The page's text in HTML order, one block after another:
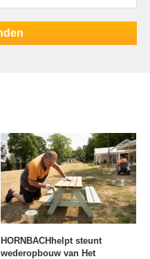
HORNBACHhelpt steunt
wederopbouw van Het